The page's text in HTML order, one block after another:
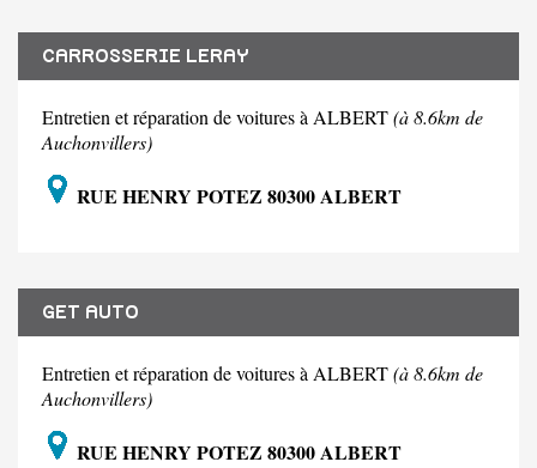
CARROSSERIE LERAY
Entretien et réparation de voitures à ALBERT(à 8.6km de
Auchonvillers)
RUE HENRY POTEZ 80300 ALBERT
GET AUTO
Entretien et réparation de voitures à ALBERT(à 8.6km de
Auchonvillers)
RUE HENRY POTEZ 80300 ALBERT